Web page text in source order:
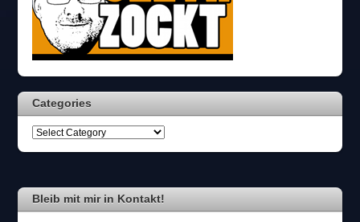
Categories
Bleib mit mir in Kontakt!